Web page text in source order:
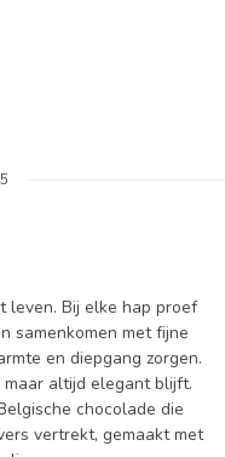
leven. Bij elke hap proef
samenkomen met fijne
en diepgang zorgen.
altijd elegant blijft.
chocolade die
vertrekt, gemaakt met